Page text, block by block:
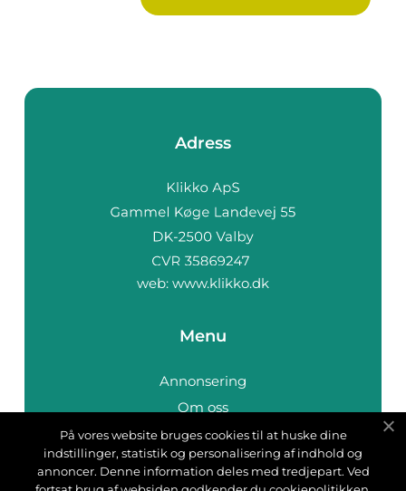
Adress
web: www.klikko.dk
Menu
Annonsering
Om oss
Cookies
Kontakta oss
Sitemap
På vores website bruges cookies til at huske dine
indstillinger, statistik og personalisering af indhold og
annoncer. Denne information deles med tredjepart. Ved